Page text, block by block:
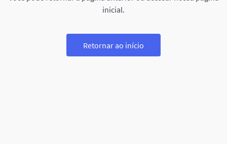
inicial.
Retornar ao início